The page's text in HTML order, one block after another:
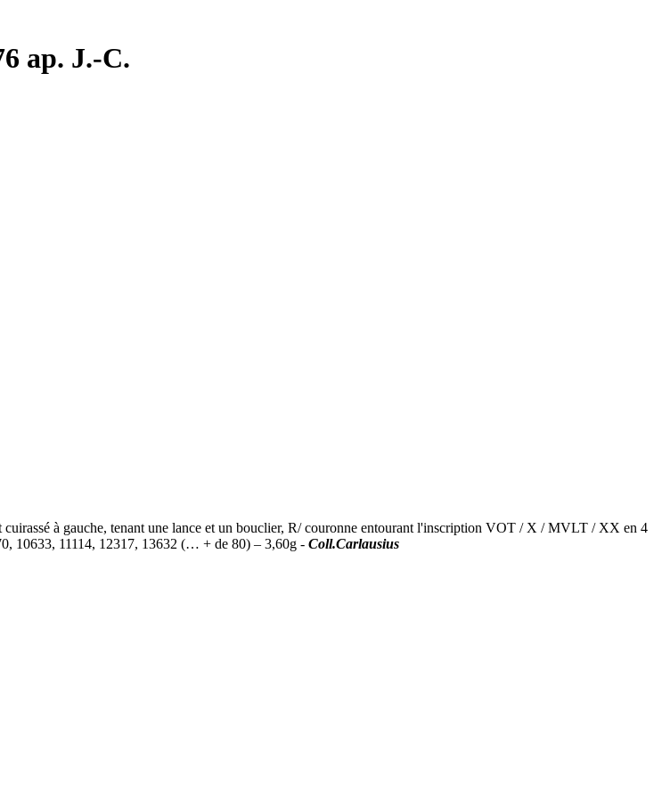
ap. J.-C.
à gauche, tenant une lance et un bouclier, R/ couronne entourant l'inscription VOT / X / MVLT / XX en 4
10633, 11114, 12317, 13632 (… + de 80) – 3,60g - Coll.Carlausius